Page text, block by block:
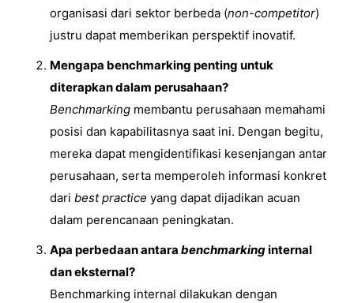
organisasi dari sektor berbeda (non-competitor)
justru dapat memberikan perspektif inovatif.
Mengapa benchmarking penting untuk
diterapkan dalam perusahaan?
Benchmarking membantu perusahaan memahami
posisi dan kapabilitasnya saat ini. Dengan begitu,
mereka dapat mengidentifikasi kesenjangan antar
perusahaan, serta memperoleh informasi konkret
dari best practice yang dapat dijadikan acuan
dalam perencanaan peningkatan.
Apa perbedaan antara benchmarkinginternal
dan eksternal?
Benchmarking internal dilakukan dengan